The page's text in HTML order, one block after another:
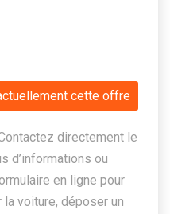
cette offre
directement le
d’informations ou
en ligne pour
voiture, déposer un